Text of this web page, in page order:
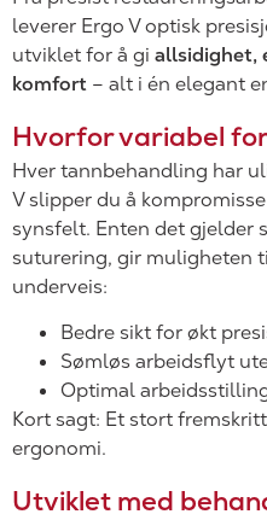
leverer Ergo V optisk
utviklet for å gi allsidighet,
komfort – alt i én elegant
Hvorfor variabel
Hver tannbehandling har
V slipper du å
synsfelt. Enten det gjelder
suturering, gir muligheten
underveis:
Bedre sikt for økt
Sømløs arbeidsflyt
Optimal
Kort sagt: Et stort
ergonomi.
Utviklet med